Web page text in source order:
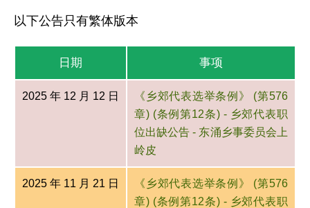
以下公告只有繁体版本
日期 事项
2025 年 12 月 12 日
《乡郊代表选举条例》 (第576
章) (条例第12条) - 乡郊代表职
位出缺公告 - 东涌乡事委员会上
岭皮
2025 年 11 月 21 日
《乡郊代表选举条例》 (第576
章) (条例第12条) - 乡郊代表职